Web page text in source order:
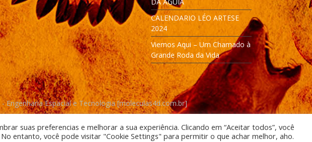
CALENDARIO LÉO ARTESE
2024
Viemos Aqui – Um Chamado à
Grande Roda da Vida
Engenharia Espacial e Tecnologia [moleculas4d.com.br]
suas preferencias e melhorar a sua experiência. Clicando em “Aceitar todos”, você
entanto, você pode visitar "Cookie Settings" para permitir o que achar melhor, aho.